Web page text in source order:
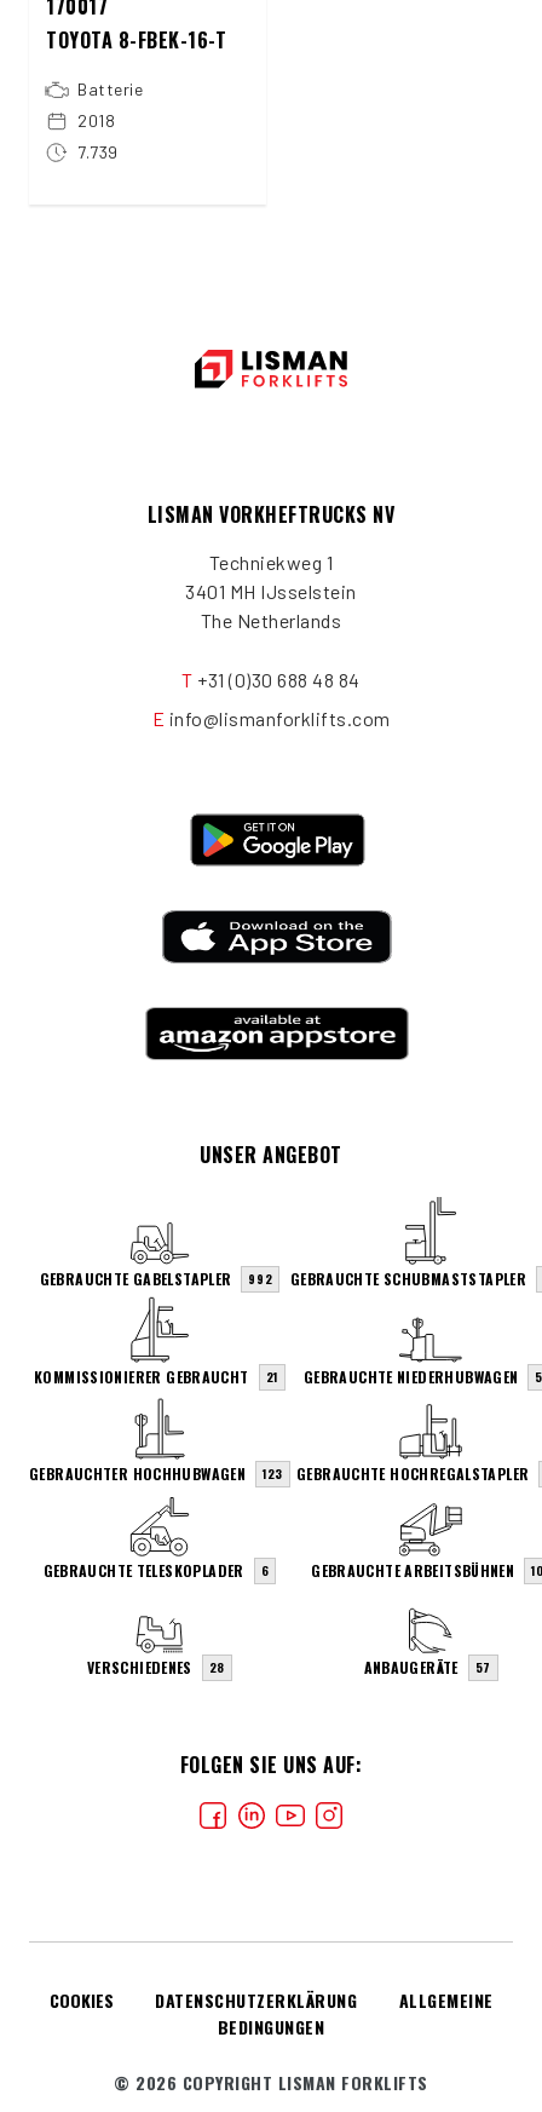
TOYOTA 8-FBEK-16-T
Batterie
2018
7.739
LISMAN VORKHEFTRUCKS NV
Techniekweg 1
3401 MH IJsselstein
The Netherlands
T +31 (0)30 688 48 84
E info@lismanforklifts.com
FOLGEN SIE UNS AUF:
UNSER ANGEBOT
GEBRAUCHTE GABELSTAPLER 992 GEBRAUCHTE SCHUBMASTSTAPLER
KOMMISSIONIERER GEBRAUCHT 21 GEBRAUCHTE NIEDERHUBWAGEN
GEBRAUCHTER HOCHHUBWAGEN 123 GEBRAUCHTE HOCHREGALSTAPLER
GEBRAUCHTE TELESKOPLADER 6 GEBRAUCHTE ARBEITSBÜHNEN
VERSCHIEDENES 28 ANBAUGERÄTE 57
COOKIES DATENSCHUTZERKLÄRUNG
ALLGEMEINE
BEDINGUNGEN
© 2026 COPYRIGHT LISMAN FORKLIFTS